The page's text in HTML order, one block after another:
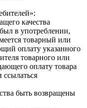
качества
в употреблении,
товарный или
оплату указанного
товарного или
оплату товара
ссылаться
быть возвращены